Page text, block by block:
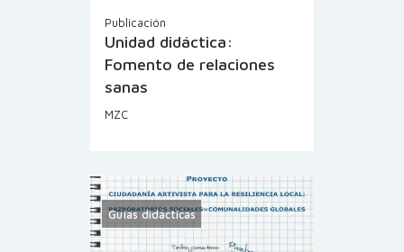
Publicación
Unidad didáctica:
Fomento de relaciones
sanas
MZC
Guías didácticas